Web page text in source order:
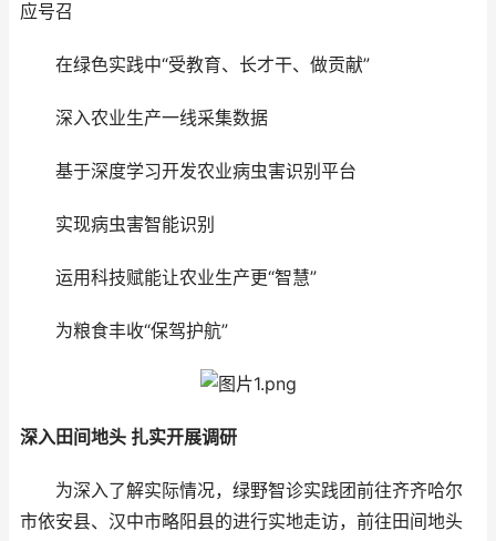
应号召
在绿色实践中“受教育、长才干、做贡献”
深入农业生产一线采集数据
基于深度学习开发农业病虫害识别平台
实现病虫害智能识别
运用科技赋能让农业生产更“智慧”
为粮食丰收“保驾护航”
深入田间地头 扎实开展调研
为深入了解实际情况，绿野智诊实践团前往齐齐哈尔
市依安县、汉中市略阳县的进行实地走访，前往田间地头